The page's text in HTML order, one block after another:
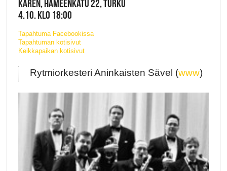
KÅREN, HÄMEENKATU 22, TURKU
4.10. KLO 18:00
Tapahtuma Facebookissa
Tapahtuman kotisivut
Keikkapaikan kotisivut
Rytmiorkesteri Aninkaisten Sävel (www)